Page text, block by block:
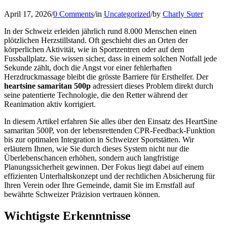
April 17, 2026/0 Comments/in Uncategorized/by Charly Suter
In der Schweiz erleiden jährlich rund 8.000 Menschen einen
plötzlichen Herzstillstand. Oft geschieht dies an Orten der
körperlichen Aktivität, wie in Sportzentren oder auf dem
Fussballplatz. Sie wissen sicher, dass in einem solchen Notfall jede
Sekunde zählt, doch die Angst vor einer fehlerhaften
Herzdruckmassage bleibt die grösste Barriere für Ersthelfer. Der
heartsine samaritan 500p adressiert dieses Problem direkt durch
seine patentierte Technologie, die den Retter während der
Reanimation aktiv korrigiert.
In diesem Artikel erfahren Sie alles über den Einsatz des HeartSine
samaritan 500P, von der lebensrettenden CPR-Feedback-Funktion
bis zur optimalen Integration in Schweizer Sportstätten. Wir
erläutern Ihnen, wie Sie durch dieses System nicht nur die
Überlebenschancen erhöhen, sondern auch langfristige
Planungssicherheit gewinnen. Der Fokus liegt dabei auf einem
effizienten Unterhaltskonzept und der rechtlichen Absicherung für
Ihren Verein oder Ihre Gemeinde, damit Sie im Ernstfall auf
bewährte Schweizer Präzision vertrauen können.
Wichtigste Erkenntnisse